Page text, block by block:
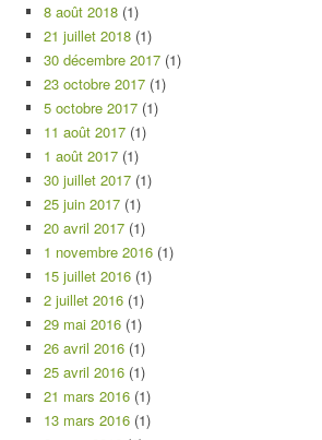
8 août 2018 (1)
21 juillet 2018 (1)
30 décembre 2017 (1)
23 octobre 2017 (1)
5 octobre 2017 (1)
11 août 2017 (1)
1 août 2017 (1)
30 juillet 2017 (1)
25 juin 2017 (1)
20 avril 2017 (1)
1 novembre 2016 (1)
15 juillet 2016 (1)
2 juillet 2016 (1)
29 mai 2016 (1)
26 avril 2016 (1)
25 avril 2016 (1)
21 mars 2016 (1)
13 mars 2016 (1)